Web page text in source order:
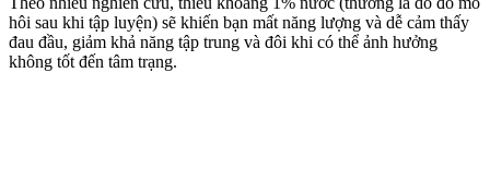
hôi sau khi tập luyện) sẽ khiến bạn mất năng lượng và dễ cảm thấy
đau đầu, giảm khả năng tập trung và đôi khi có thể ảnh hưởng
không tốt đến tâm trạng.